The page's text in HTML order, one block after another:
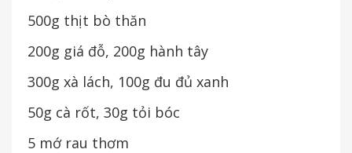
500g thịt bò thăn
200g giá đỗ, 200g hành tây
300g xà lách, 100g đu đủ xanh
50g cà rốt, 30g tỏi bóc
5 mớ rau thơm